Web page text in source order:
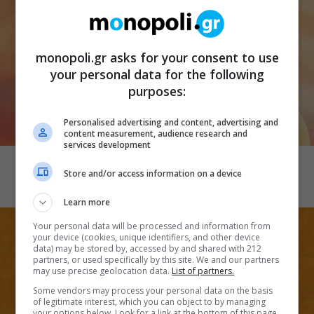
CINEMA
monopoli.gr asks for your consent to use
your personal data for the following
purposes:
Personalised advertising and content, advertising and
content measurement, audience research and
services development
Store and/or access information on a device
Learn more
Your personal data will be processed and information from
your device (cookies, unique identifiers, and other device
data) may be stored by, accessed by and shared with 212
partners, or used specifically by this site. We and our partners
may use precise geolocation data. List of partners.
Some vendors may process your personal data on the basis
of legitimate interest, which you can object to by managing